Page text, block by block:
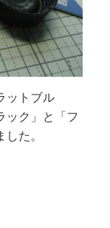
ットブル
ック」と「フ
た。